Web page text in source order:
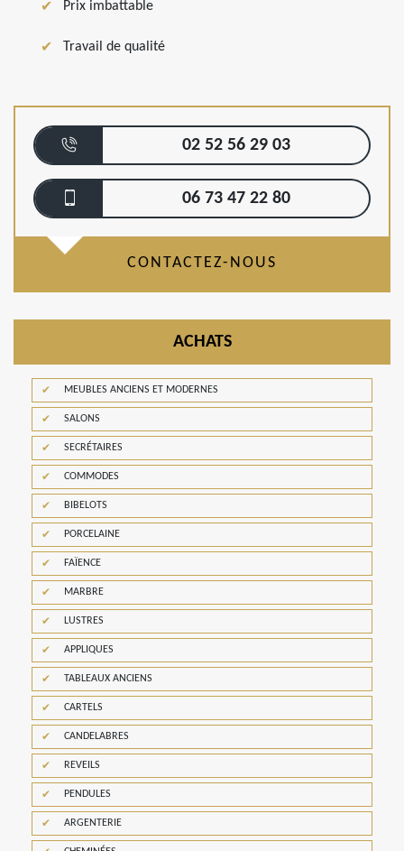
Prix imbattable
Travail de qualité
02 52 56 29 03
06 73 47 22 80
CONTACTEZ-NOUS
ACHATS
MEUBLES ANCIENS ET MODERNES
SALONS
SECRÉTAIRES
COMMODES
BIBELOTS
PORCELAINE
FAÏENCE
MARBRE
LUSTRES
APPLIQUES
TABLEAUX ANCIENS
CARTELS
CANDELABRES
REVEILS
PENDULES
ARGENTERIE